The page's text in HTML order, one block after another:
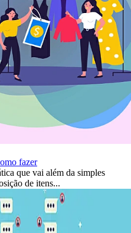
fazer
que vai além da simples
de itens...